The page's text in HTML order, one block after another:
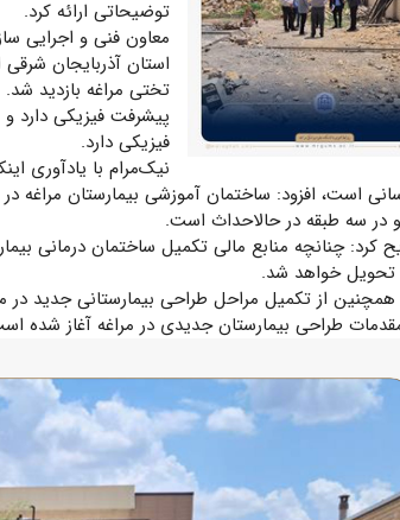
توضیحاتی ارائه کرد.
معاون فنی و اجرایی
فیزیکی دارد.
نیک‌مرام با یادآوری
و در سه طبقه در حالاحداث است.
تحویل خواهد شد.
طراحی بیمارستان جدیدی در مراغه آغاز شده